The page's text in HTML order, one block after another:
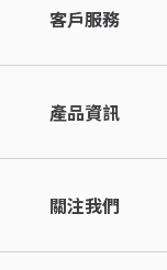
客戶服務
產品資訊
關注我們